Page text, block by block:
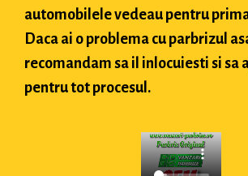
automobilele vedeau pentru
Daca ai o problema cu parbrizul
recomandam sa il inlocuiesti si sa
pentru tot procesul.